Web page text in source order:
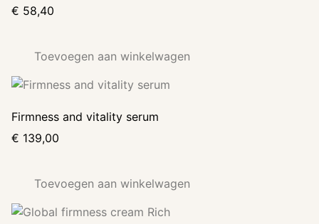
€ 58,40
Toevoegen aan winkelwagen
Firmness and vitality serum
€ 139,00
Toevoegen aan winkelwagen